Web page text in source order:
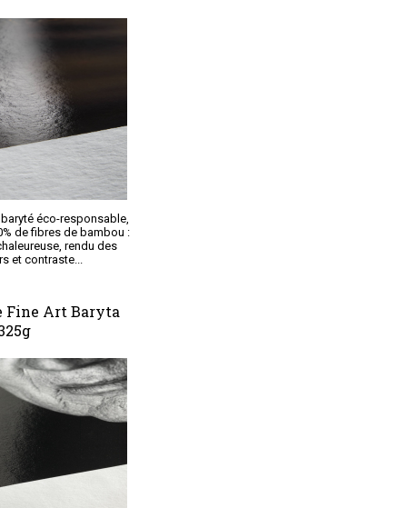
éco-responsable,
de fibres de bambou :
rendu des
et contraste...
Fine Art Baryta